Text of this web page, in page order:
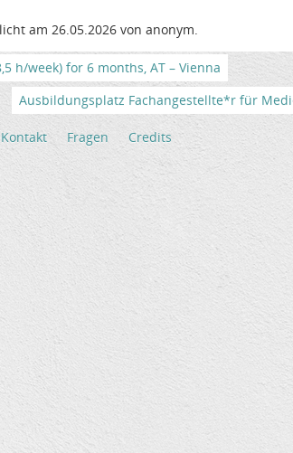
am 26.05.2026 von anonym.
week) for 6 months, AT – Vienna
Ausbildungsplatz Fachangestellte*r für
Kontakt Fragen Credits